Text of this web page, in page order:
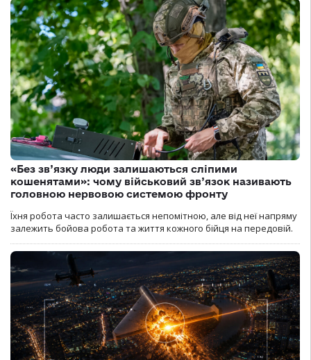
«Без зв’язку люди залишаються сліпими
кошенятами»: чому військовий зв’язок називають
головною нервовою системою фронту
Їхня робота часто залишається непомітною, але від неї напряму
залежить бойова робота та життя кожного бійця на передовій.